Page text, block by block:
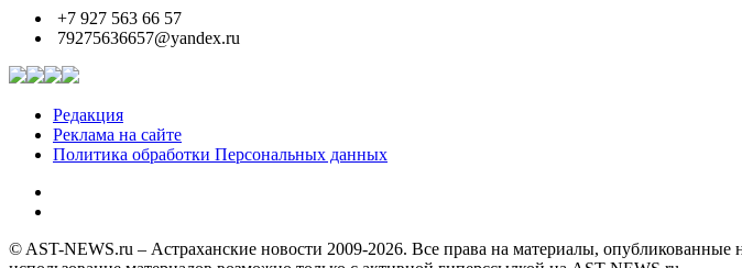
+7 927 563 66 57
79275636657@yandex.ru
Редакция
Реклама на сайте
Политика обработки Персональных данных
© AST-NEWS.ru – Астраханские новости 2009-2026. Все права на материалы, опубликованные